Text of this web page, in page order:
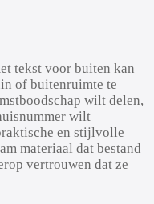
tekst voor buiten kan
of buitenruimte te
wilt delen,
wilt
en stijlvolle
materiaal dat bestand
vertrouwen dat ze